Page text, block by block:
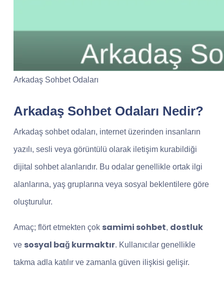
Arkadaş Sohbet Odaları
Arkadaş Sohbet Odaları Nedir?
Arkadaş sohbet odaları, internet üzerinden insanların
yazılı, sesli veya görüntülü olarak iletişim kurabildiği
dijital sohbet alanlarıdır. Bu odalar genellikle ortak ilgi
alanlarına, yaş gruplarına veya sosyal beklentilere göre
oluşturulur.
Amaç; flört etmekten çok samimi sohbet, dostluk
ve sosyal bağ kurmaktır. Kullanıcılar genellikle
takma adla katılır ve zamanla güven ilişkisi gelişir.